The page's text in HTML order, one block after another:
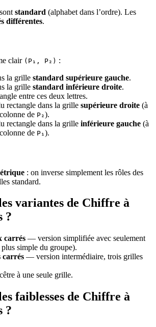
standard (alphabet dans l’ordre). Les
différentes.
clair (P₁, P₂) :
la grille standard supérieure gauche.
la grille standard inférieure droite.
entre ces deux lettres.
rectangle dans la grille supérieure droite (à
de P₂).
rectangle dans la grille inférieure gauche (à
de P₁).
: on inverse simplement les rôles des
standard.
variantes de Chiffre à
?
carrés — version simplifiée avec seulement
simple du groupe).
— version intermédiaire, trois grilles
à une seule grille.
faiblesses de Chiffre à
?